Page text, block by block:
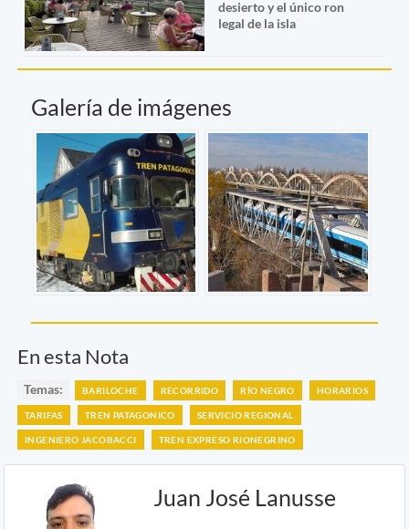
desierto y el único ron
legal de la isla
Galería de imágenes
En esta Nota
Temas: BARILOCHE RECORRIDO RÍO NEGRO HORARIOS
TARIFAS TREN PATAGONICO SERVICIO REGIONAL
INGENIERO JACOBACCI TREN EXPRESO RIONEGRINO
Juan José Lanusse